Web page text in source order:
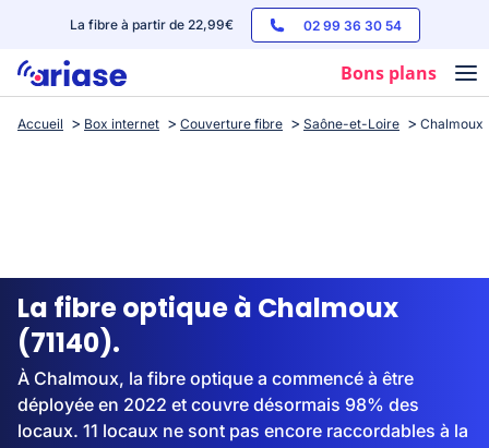
La fibre à partir de 22,99€ 02 99 36 30 54
Bons plans
Box internet
Streaming
Accueil Box internet Couverture fibre Saône-et-Loire Chalmoux
La fibre optique à Chalmoux
(71140).
À Chalmoux, la fibre optique a commencé à être
déployée en 2022 et couvre désormais 98% des
locaux. 11 locaux ne sont pas encore raccordables à la